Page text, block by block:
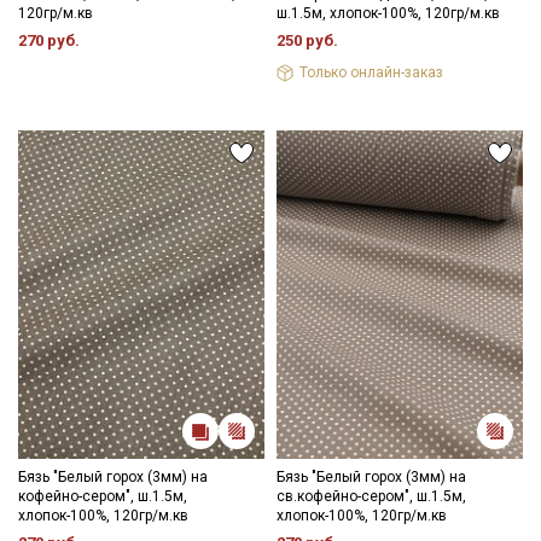
120гр/м.кв
270 руб.
ш.1.5м, хлопок-100%, 120гр/м.кв
250 руб.
Только онлайн-заказ
Бязь "Белый горох (3мм) на
кофейно-сером", ш.1.5м,
хлопок-100%, 120гр/м.кв
Бязь "Белый горох (3мм) на
св.кофейно-сером", ш.1.5м,
хлопок-100%, 120гр/м.кв
Секретная рассылка от Купава
Мы публикуем здесь дополнительные